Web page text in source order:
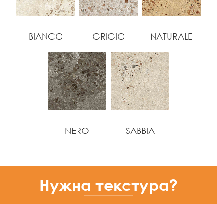
BIANCO GRIGIO NATURALE
NERO SABBIA
Нужна текстура?